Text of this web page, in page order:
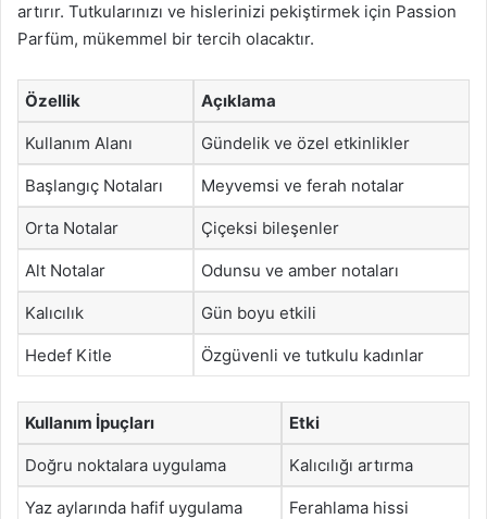
artırır. Tutkularınızı ve hislerinizi pekiştirmek için Passion
Parfüm, mükemmel bir tercih olacaktır.
Özellik Açıklama
Kullanım Alanı Gündelik ve özel etkinlikler
Başlangıç Notaları Meyvemsi ve ferah notalar
Orta Notalar Çiçeksi bileşenler
Alt Notalar Odunsu ve amber notaları
Kalıcılık Gün boyu etkili
Hedef Kitle Özgüvenli ve tutkulu kadınlar
Kullanım İpuçları Etki
Doğru noktalara uygulama Kalıcılığı artırma
Yaz aylarında hafif uygulama Ferahlama hissi